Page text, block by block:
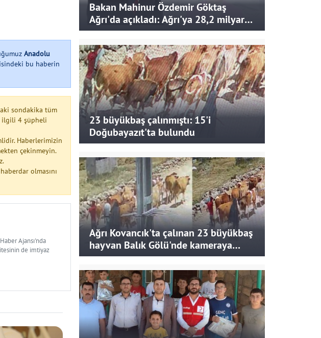
Anadolu
bu haberin
sondakika tüm
ilgili 4 şüpheli
Haberlerimizin
çekinmeyin.
olmasını
Ajansı'nda
de imtiyaz
Bakan Mahinur Özdemir Göktaş
Ağrı'da açıkladı: Ağrı'ya 28,2 milyar
liralık yatırım ve destek sağlandı
23 büyükbaş çalınmıştı: 15'i
Doğubayazıt'ta bulundu
Ağrı Kovancık'ta çalınan 23 büyükbaş
hayvan Balık Gölü'nde kameraya
takıldı